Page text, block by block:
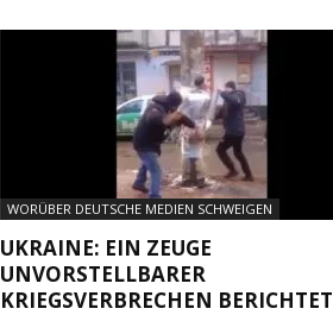
WORÜBER DEUTSCHE MEDIEN SCHWEIGEN
UKRAINE: EIN ZEUGE
UNVORSTELLBARER
KRIEGSVERBRECHEN BERICHTET